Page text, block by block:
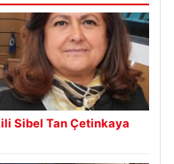
Sibel Tan Çetinkaya